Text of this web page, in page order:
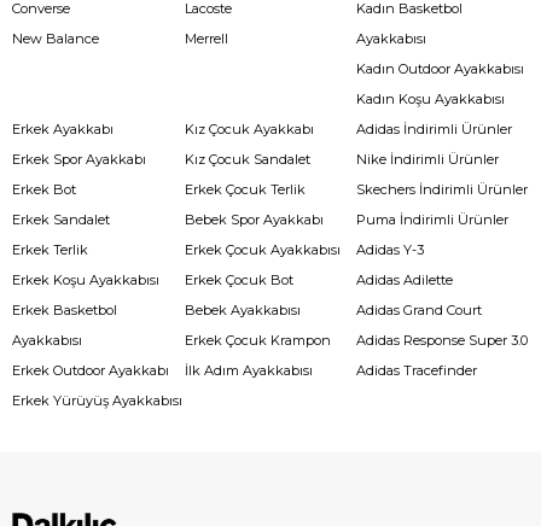
Converse
New Balance
Lacoste
Merrell
Kadın Basketbol
Ayakkabısı
Kadın Outdoor Ayakkabısı
Kadın Koşu Ayakkabısı
Erkek Ayakkabı
Erkek Spor Ayakkabı
Erkek Bot
Erkek Sandalet
Erkek Terlik
Erkek Koşu Ayakkabısı
Erkek Basketbol
Ayakkabısı
Erkek Outdoor Ayakkabı
Erkek Yürüyüş Ayakkabısı
Kız Çocuk Ayakkabı
Kız Çocuk Sandalet
Erkek Çocuk Terlik
Bebek Spor Ayakkabı
Erkek Çocuk Ayakkabısı
Erkek Çocuk Bot
Bebek Ayakkabısı
Erkek Çocuk Krampon
İlk Adım Ayakkabısı
Adidas İndirimli Ürünler
Nike İndirimli Ürünler
Skechers İndirimli Ürünler
Puma İndirimli Ürünler
Adidas Y-3
Adidas Adilette
Adidas Grand Court
Adidas Response Super 3.0
Adidas Tracefinder